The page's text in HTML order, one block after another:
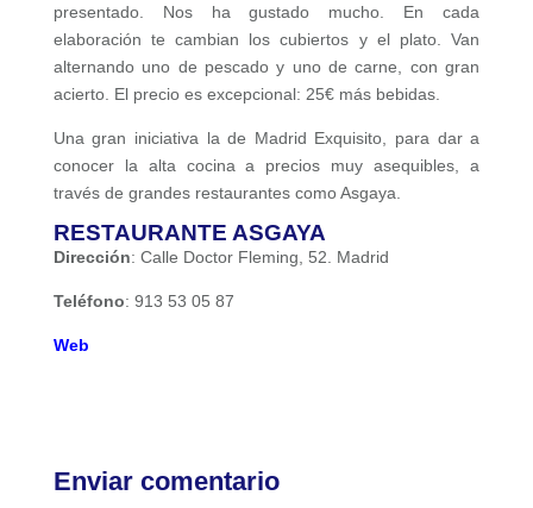
presentado. Nos ha gustado mucho. En cada
elaboración te cambian los cubiertos y el plato. Van
alternando uno de pescado y uno de carne, con gran
acierto. El precio es excepcional: 25€ más bebidas.
Una gran iniciativa la de Madrid Exquisito, para dar a
conocer la alta cocina a precios muy asequibles, a
través de grandes restaurantes como Asgaya.
RESTAURANTE ASGAYA
Dirección: Calle Doctor Fleming, 52. Madrid
Teléfono: 913 53 05 87
Web
Enviar comentario